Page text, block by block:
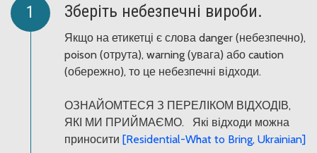
Зберіть небезпечні вироби.
Якщо на етикетці є слова danger (небезпечно),
poison (отрута), warning (увага) або caution
(обережно), то це небезпечні відходи.
ОЗНАЙОМТЕСЯ З ПЕРЕЛІКОМ ВІДХОДІВ,
ЯКІ МИ ПРИЙМАЄМО. Які відходи можна
приносити [Residential-What to Bring, Ukrainian]